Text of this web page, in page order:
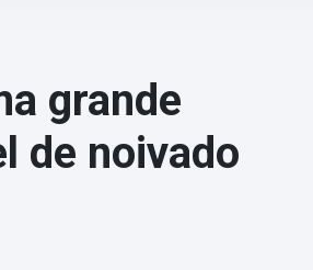
grande
de noivado